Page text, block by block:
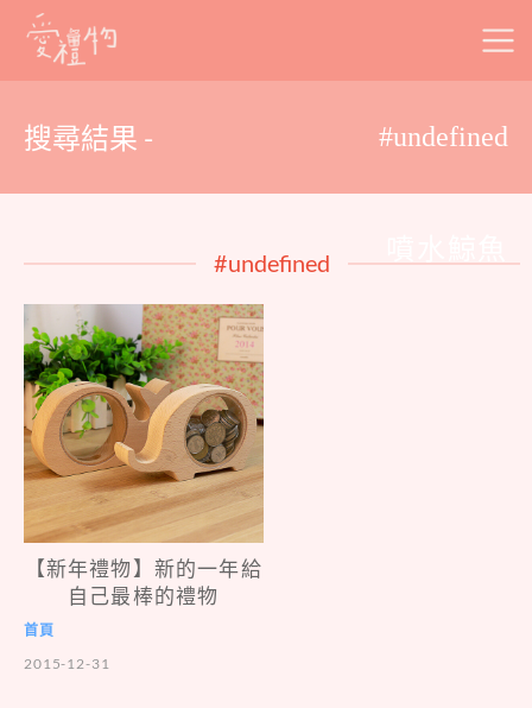
Skip
搜尋結果 - #undefined
#undefined
【新年禮物】新的一年給
自己最棒的禮物
首頁
2015-12-31